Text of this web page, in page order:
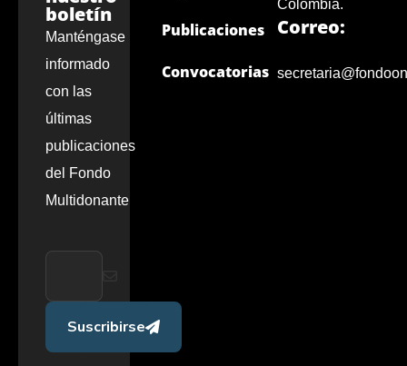
boletín
Manténgase
informado
con las
últimas
publicaciones
del Fondo
Multidonante
Suscribirse
Publicaciones
Convocatorias
Colombia.
Correo: